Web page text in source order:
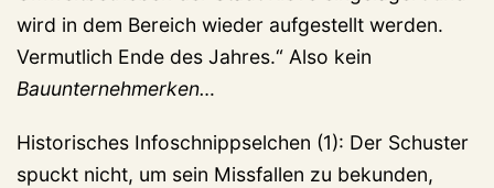
wird in dem Bereich wieder aufgestellt werden.
Vermutlich Ende des Jahres.“ Also kein
Bauunternehmerken…
Historisches Infoschnippselchen (1): Der Schuster
spuckt nicht, um sein Missfallen zu bekunden,